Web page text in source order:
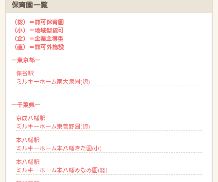
保育園一覧
（認）＝認可保育園
（小）＝地域型認可
（企）＝企業主導型
（直）＝認可外施設
―東京都―
保谷駅
ミルキーホーム南大泉園(認)
―千葉県―
京成八幡駅
ミルキーホーム東菅野園(認)
本八幡駅
ミルキーホーム本八幡きた園(小)
本八幡駅
ミルキーホーム本八幡みなみ園(認)